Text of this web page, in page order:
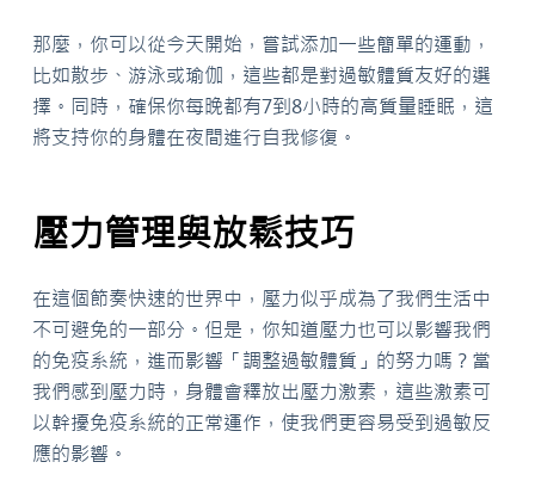
那麼，你可以從今天開始，嘗試添加一些簡單的運動，
比如散步、游泳或瑜伽，這些都是對過敏體質友好的選
擇。同時，確保你每晚都有7到8小時的高質量睡眠，這
將支持你的身體在夜間進行自我修復。
壓力管理與放鬆技巧
在這個節奏快速的世界中，壓力似乎成為了我們生活中
不可避免的一部分。但是，你知道壓力也可以影響我們
的免疫系統，進而影響「調整過敏體質」的努力嗎？當
我們感到壓力時，身體會釋放出壓力激素，這些激素可
以幹擾免疫系統的正常運作，使我們更容易受到過敏反
應的影響。